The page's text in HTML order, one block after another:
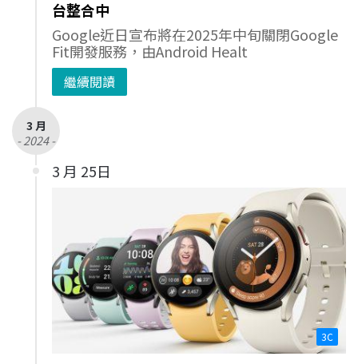
台整合中
Google近日宣布將在2025年中旬關閉Google
Fit開發服務，由Android Healt
繼續閱讀
3 月
- 2024 -
3 月 25日
3C